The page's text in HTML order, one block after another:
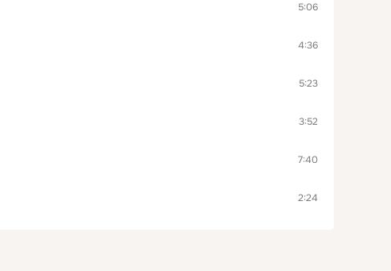
5:06
4:36
5:23
3:52
7:40
2:24